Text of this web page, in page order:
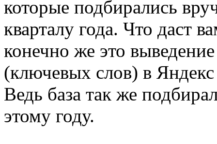
которые подбирались
кварталу года. Что даст
конечно же это
(ключевых слов) в
Ведь база так же
этому году.